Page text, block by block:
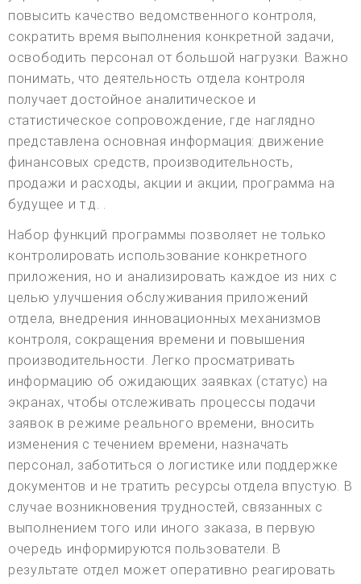
повысить качество ведомственного контроля,
сократить время выполнения конкретной задачи,
освободить персонал от большой нагрузки. Важно
понимать, что деятельность отдела контроля
получает достойное аналитическое и
статистическое сопровождение, где наглядно
представлена основная информация: движение
финансовых средств, производительность,
продажи и расходы, акции и акции, программа на
будущее и т.д. .
Набор функций программы позволяет не только
контролировать использование конкретного
приложения, но и анализировать каждое из них с
целью улучшения обслуживания приложений
отдела, внедрения инновационных механизмов
контроля, сокращения времени и повышения
производительности. Легко просматривать
информацию об ожидающих заявках (статус) на
экранах, чтобы отслеживать процессы подачи
заявок в режиме реального времени, вносить
изменения с течением времени, назначать
персонал, заботиться о логистике или поддержке
документов и не тратить ресурсы отдела впустую. В
случае возникновения трудностей, связанных с
выполнением того или иного заказа, в первую
очередь информируются пользователи. В
результате отдел может оперативно реагировать